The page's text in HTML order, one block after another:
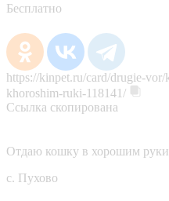
Бесплатно
https://kinpet.ru/card/drugie-
khoroshim-ruki-118141/
Ссылка скопирована
Отдаю кошку в хорошим руки
с. Пухово